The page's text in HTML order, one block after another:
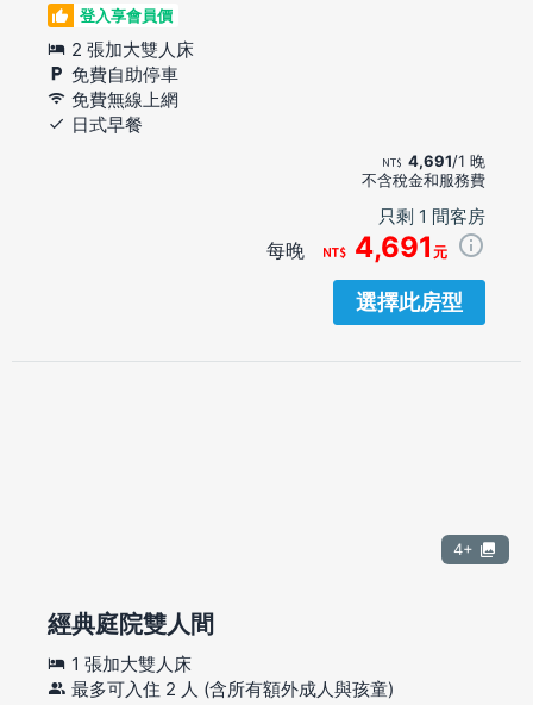
登入享會員價
2 張加大雙人床
免費自助停車
免費無線上網
日式早餐
4,691/1 晚
不含稅金和服務費
只剩 1 間客房
每晚 4,691 元
選擇此房型
4+
經典庭院雙人間
1 張加大雙人床
最多可入住 2 人 (含所有額外成人與孩童)